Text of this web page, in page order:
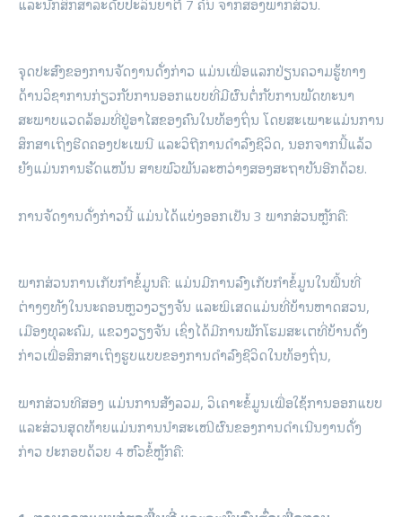
ຈຸດປະສົງຂອງການຈັດງານດັ່ງກ່າວ ແມ່ນເພື່ອແລກປ່ຽນຄວາມຮູ້ທາງ
ດ້ານວິຊາການກ່ຽວກັບການອອກແບບທີ່ມີຜົນຕໍ່ກັບການພັດທະນາ
ສະພາບແວດລ້ອມທີ່ຢູ່ອາໄສຂອງຄົນໃນທ້ອງຖິ່ນ ໂດຍສະເພາະແມ່ນການ
ສຶກສາເຖິງຮີດຄອງປະເພນີ ແລະວິຖີການດໍາລົງຊີວິດ, ນອກຈາກນີ້ແລ້ວ
ຍັງແມ່ນການຮັດແໜ້ນ ສາຍພົວພັນລະຫວ່າງສອງສະຖາບັນອີກດ້ວຍ.
ການຈັດງານດັ່ງກ່າວນີ້ ແມ່ນໄດ້ແບ່ງອອກເປັນ 3 ພາກສ່ວນຫຼັກຄື:
ພາກສ່ວນການເກັບກໍາຂໍ້ມູນຄື: ແມ່ນມີການລົງເກັບກໍາຂໍ້ມູນໃນພື້ນທີ່
ຕ່າງໆທັງໃນນະຄອນຫຼວງວຽງຈັນ ແລະພິເສດແມ່ນທີ່ບ້ານຫາດສວນ,
ເມືອງທຸລະຄົມ, ແຂວງວຽງຈັນ ເຊິ່ງໄດ້ມີການພັກໂຮມສະເຕທີ່ບ້ານດັ່ງ
ກ່າວເພື່ອສຶກສາເຖິງຮູບແບບຂອງການດໍາລົງຊີວິດໃນທ້ອງຖິ່ນ,
ພາກສ່ວນທີສອງ ແມ່ນການສັງລວມ, ວິເຄາະຂໍ້ມູນເພື່ອໃຊ້ການອອກແບບ
ແລະສ່ວນສຸດທ້າຍແມ່ນການນໍາສະເໜີຜົນຂອງການດໍາເນີນງານດັ່ງ
ກ່າວ ປະກອບດ້ວຍ 4 ຫົວຂໍ້ຫຼັກຄື: